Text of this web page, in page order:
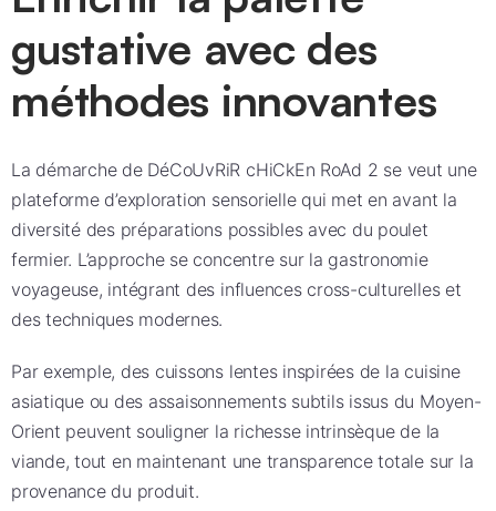
gustative avec des
méthodes innovantes
La démarche de DéCoUvRiR cHiCkEn RoAd 2 se veut une
plateforme d’exploration sensorielle qui met en avant la
diversité des préparations possibles avec du poulet
fermier. L’approche se concentre sur la gastronomie
voyageuse, intégrant des influences cross-culturelles et
des techniques modernes.
Par exemple, des cuissons lentes inspirées de la cuisine
asiatique ou des assaisonnements subtils issus du Moyen-
Orient peuvent souligner la richesse intrinsèque de la
viande, tout en maintenant une transparence totale sur la
provenance du produit.